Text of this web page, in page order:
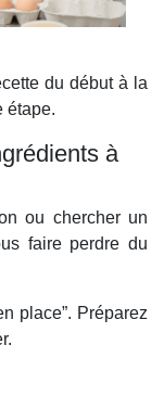
du début à la
étape.
à
ou chercher un
faire perdre du
place”. Préparez